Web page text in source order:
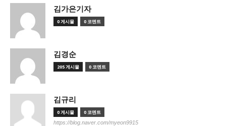
김가은기자
0 게시물 0 코멘트
김경순
205 게시물 0 코멘트
김규리
0 게시물 0 코멘트
https://blog.naver.com/myeon9915